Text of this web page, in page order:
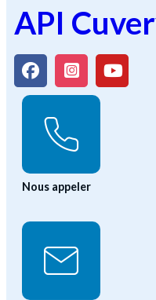
API
Nous appeler